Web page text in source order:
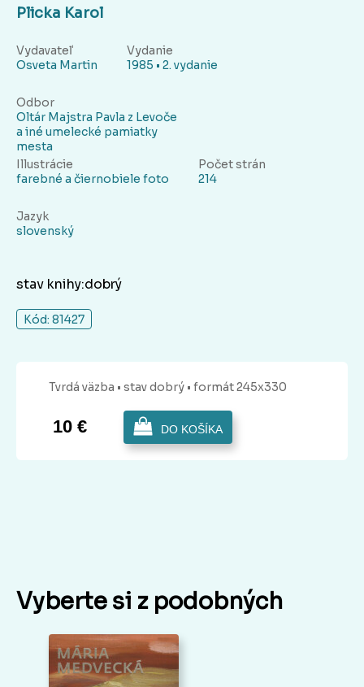
Plicka Karol
Vydavateľ
Osveta Martin
Vydanie
1985 • 2. vydanie
Odbor
Oltár Majstra Pavla z Levoče
a iné umelecké pamiatky
mesta
Illustrácie
farebné a čiernobiele foto
Počet strán
214
Jazyk
slovenský
stav knihy:dobrý
Kód: 81427
Tvrdá väzba • stav dobrý • formát 245x330
10 € DO KOŠÍKA
Vyberte si z podobných